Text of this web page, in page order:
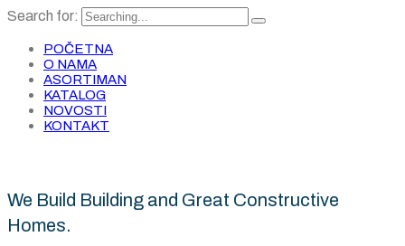
Search for:
POČETNA
O NAMA
ASORTIMAN
KATALOG
NOVOSTI
KONTAKT
We Build Building and Great Constructive
Homes.